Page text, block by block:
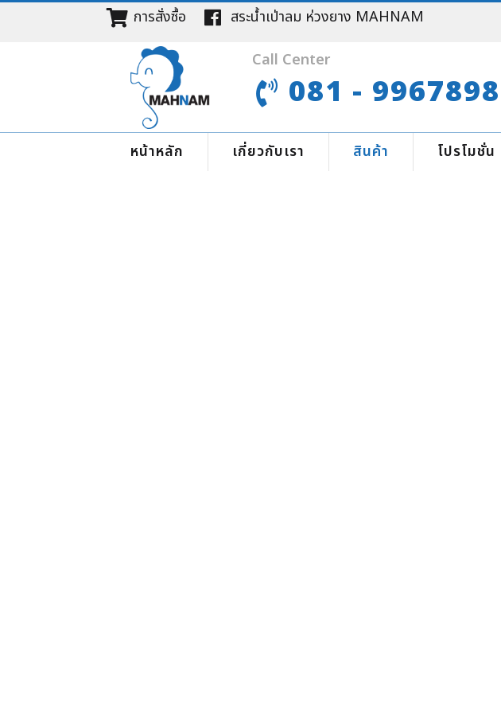
การสั่งซื้อ
สระน้ำเป่าลม ห่วงยาง MAHNAM
Call Center
081 - 9967898
หน้าหลัก เกี่ยวกับเรา สินค้า โปรโมชั่น